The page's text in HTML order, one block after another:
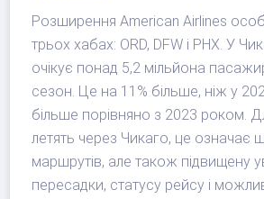
Розширення American Airlines
трьох хабах: ORD, DFW і PHX. У
очікує понад 5,2 мільйона
сезон. Це на 11% більше, ніж у
більше порівняно з 2023 роком.
летять через Чикаго, це означає
маршрутів, але також підвищену
пересадки, статусу рейсу і